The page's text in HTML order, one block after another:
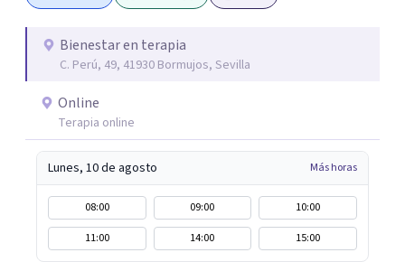
Bienestar en terapia
C. Perú, 49, 41930 Bormujos, Sevilla
Online
Terapia online
Lunes, 10 de agosto Más horas
08:00 09:00
10:00
11:00
14:00 15:00